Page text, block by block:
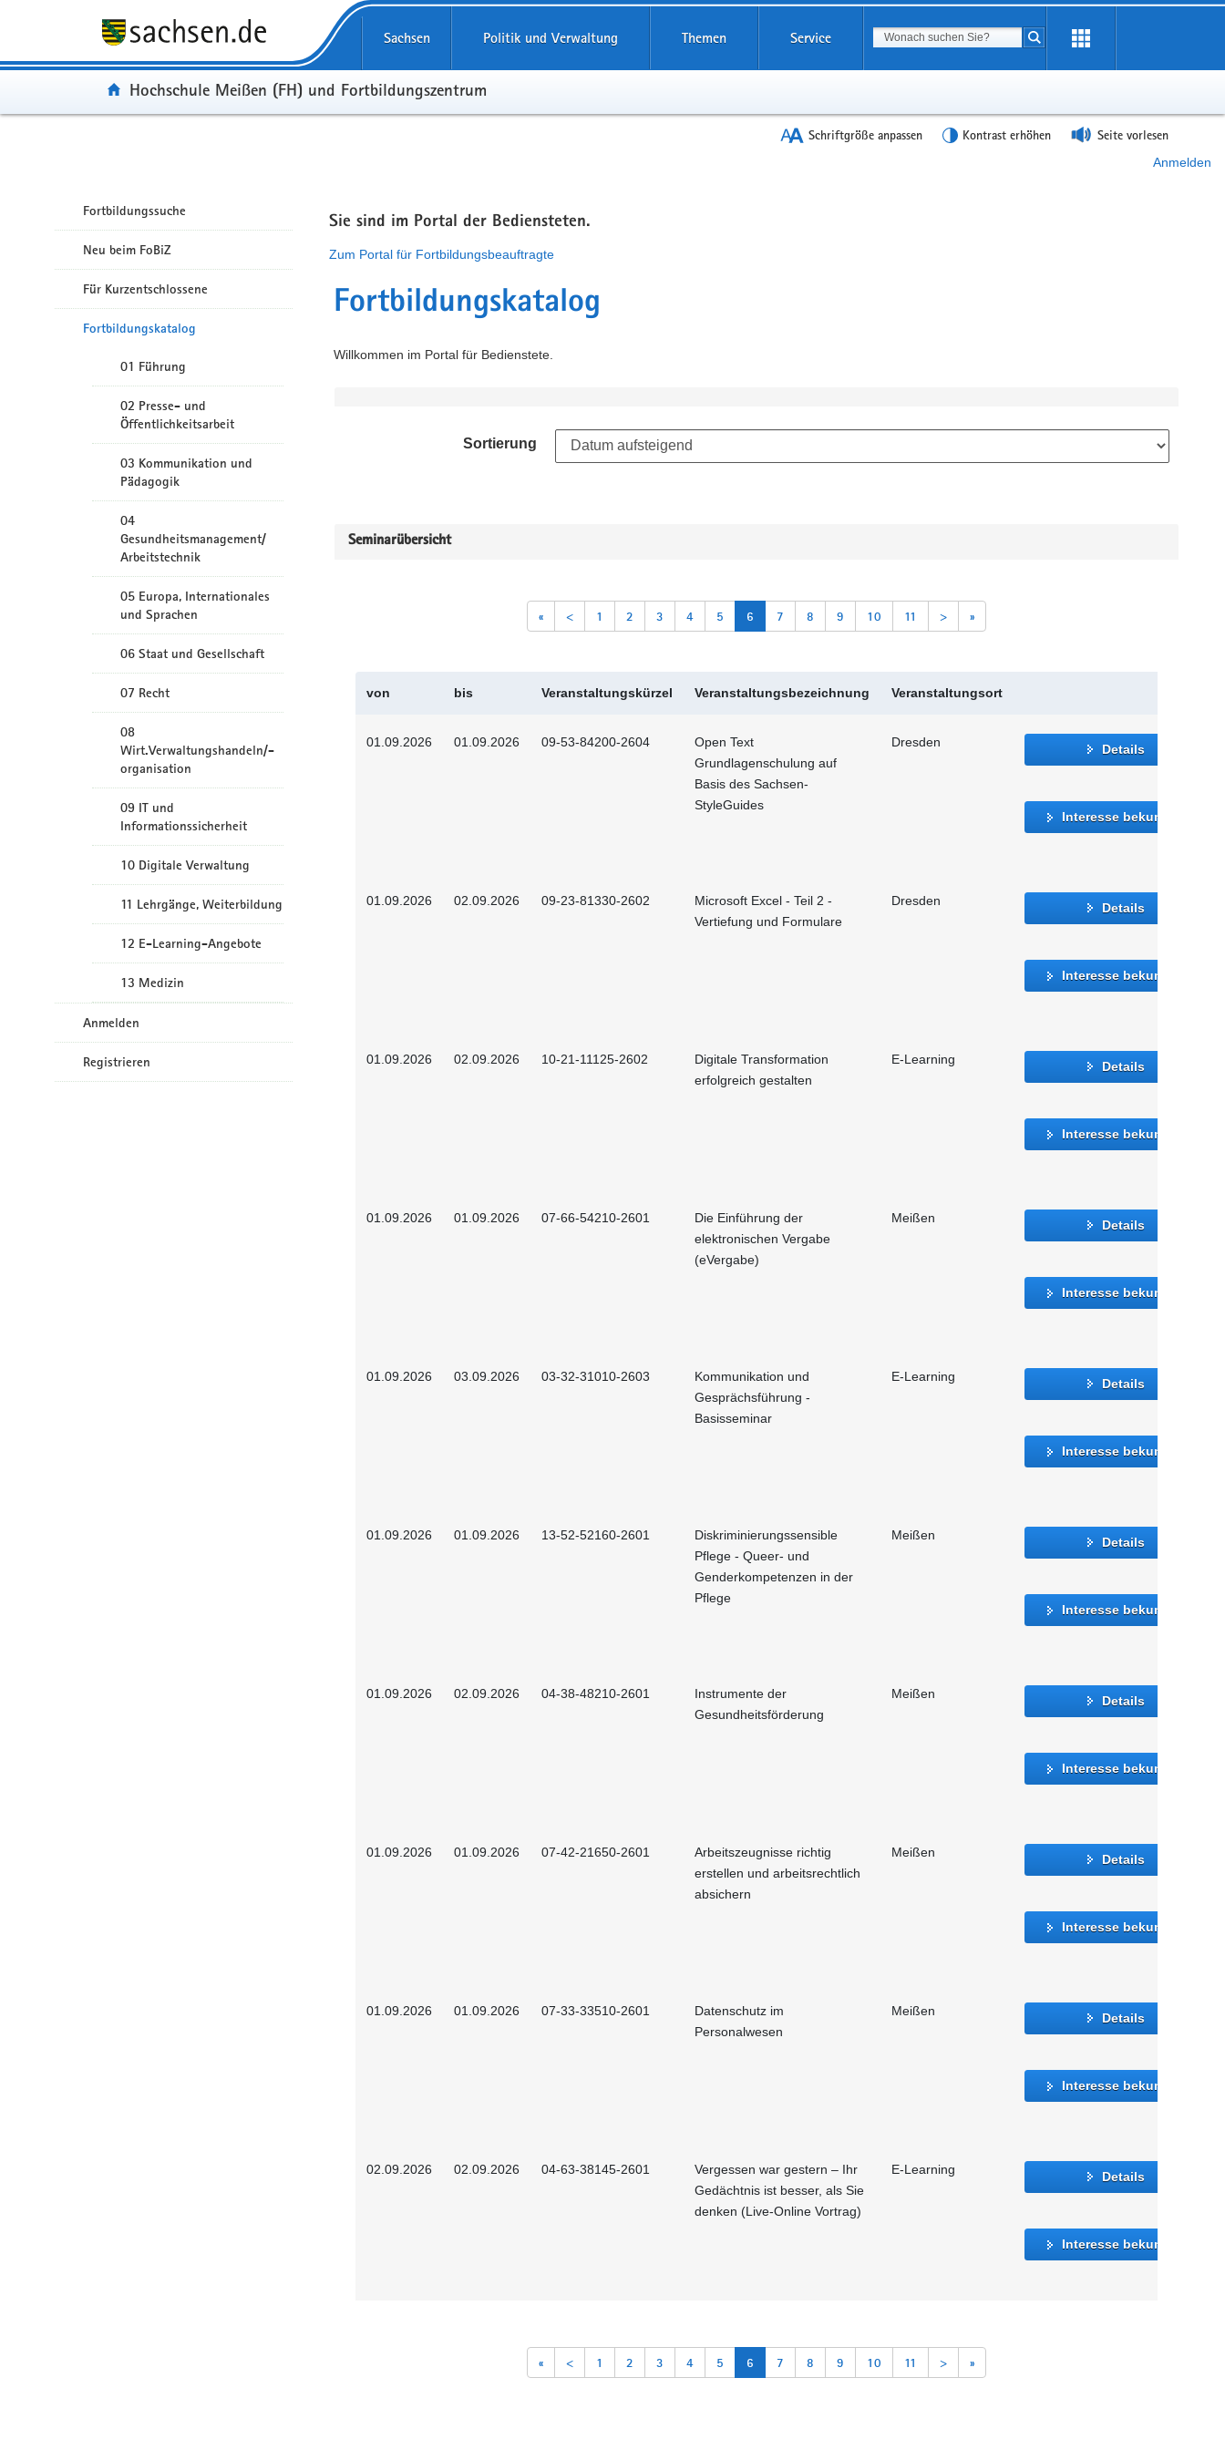
Sachsen Politik und Verwaltung Themen Service Suchbegriff
Suche starten
Portal:
Hochschule Meißen (FH) und Fortbildungszentrum
Schriftgröße anpassen Kontrast erhöhen Seite vorlesen
Anmelden
Fortbildungssuche
Neu beim FoBiZ
Für Kurzentschlossene
Fortbildungskatalog
01 Führung
02 Presse- und
Öffentlichkeitsarbeit
03 Kommunikation und
Pädagogik
04
Gesundheitsmanagement/
Arbeitstechnik
05 Europa, Internationales
und Sprachen
06 Staat und Gesellschaft
07 Recht
08
Wirt.Verwaltungshandeln/-
organisation
09 IT und
Informationssicherheit
10 Digitale Verwaltung
11 Lehrgänge, Weiterbildung
12 E-Learning-Angebote
13 Medizin
Anmelden
Registrieren
Sie sind im Portal der Bediensteten.
Zum Portal für Fortbildungsbeauftragte
Fortbildungskatalog
Willkommen im Portal für Bedienstete.
Sortierung
Seminarübersicht
« < 1 2 3 4 5 6 7 8 9 10 11 > »
von bis Veranstaltungskürzel Veranstaltungsbezeichnung Veranstaltungsort
01.09.2026 01.09.2026 09-53-84200-2604
Open Text
Grundlagenschulung auf
Basis des Sachsen-
StyleGuides
Dresden Details
Interesse bekunden
01.09.2026 02.09.2026 09-23-81330-2602
Microsoft Excel - Teil 2 -
Vertiefung und Formulare
Dresden Details
Interesse bekunden
01.09.2026 02.09.2026 10-21-11125-2602
Digitale Transformation
erfolgreich gestalten
E-Learning Details
Interesse bekunden
01.09.2026 01.09.2026 07-66-54210-2601
Die Einführung der
elektronischen Vergabe
(eVergabe)
Meißen Details
Interesse bekunden
01.09.2026 03.09.2026 03-32-31010-2603
Kommunikation und
Gesprächsführung -
Basisseminar
E-Learning Details
Interesse bekunden
01.09.2026 01.09.2026 13-52-52160-2601
Diskriminierungssensible
Pflege - Queer- und
Genderkompetenzen in der
Pflege
Meißen Details
Interesse bekunden
01.09.2026 02.09.2026 04-38-48210-2601
Instrumente der
Gesundheitsförderung
Meißen Details
Interesse bekunden
01.09.2026 01.09.2026 07-42-21650-2601
Arbeitszeugnisse richtig
erstellen und arbeitsrechtlich
absichern
Meißen Details
Interesse bekunden
01.09.2026 01.09.2026 07-33-33510-2601
Datenschutz im
Personalwesen
Meißen Details
Interesse bekunden
02.09.2026 02.09.2026 04-63-38145-2601
Vergessen war gestern – Ihr
Gedächtnis ist besser, als Sie
denken (Live-Online Vortrag)
E-Learning Details
Interesse bekunden
« < 1 2 3 4 5 6 7 8 9 10 11 > »